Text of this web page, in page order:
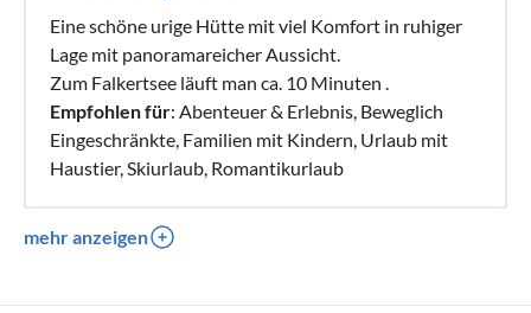
Eine schöne urige Hütte mit viel Komfort in ruhiger
Lage mit panoramareicher Aussicht.
Zum Falkertsee läuft man ca. 10 Minuten .
Empfohlen für: Abenteuer & Erlebnis, Beweglich
Eingeschränkte, Familien mit Kindern, Urlaub mit
Haustier, Skiurlaub, Romantikurlaub
mehr anzeigen